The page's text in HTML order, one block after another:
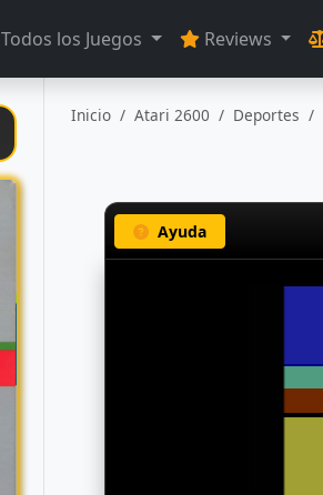
Todos los Juegos Reviews
Inicio Atari 2600 Deportes
Ayuda